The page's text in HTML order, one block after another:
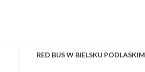
RED BUS W BIELSKU PODLASKIM